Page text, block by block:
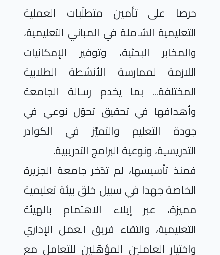
حرصاً على تأمين متطلّبات العملية
التعليمية الشاملة في المباني التعليمية،
والمخابر البحثية، وتوفير الإمكانيات
اللازمة لممارسة الأنشطة الطلابية
المختلفة... بما يخدم رسالة الجامعة
وأهدافها في تحقيق تحوّل نوعي في
جودة التعليم والتميّز في الكوادر
التدريسية، ونوعية البرامج التدريبية.
فمنذ تأسيسها، لم تدّخر جامعة الجزيرة
الخاصة جهداً في سبيل خلق بيئة تعليمية
مميزة، عبر إيلاء الاهتمام بالهيئة
التعليمية، وانتقاء فريق العمل الإداري
واختيار العاملين المؤهّلين للتعامل مع